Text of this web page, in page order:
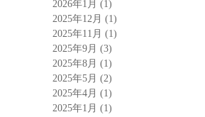
2026年1月 (1)
2025年12月 (1)
2025年11月 (1)
2025年9月 (3)
2025年8月 (1)
2025年5月 (2)
2025年4月 (1)
2025年1月 (1)